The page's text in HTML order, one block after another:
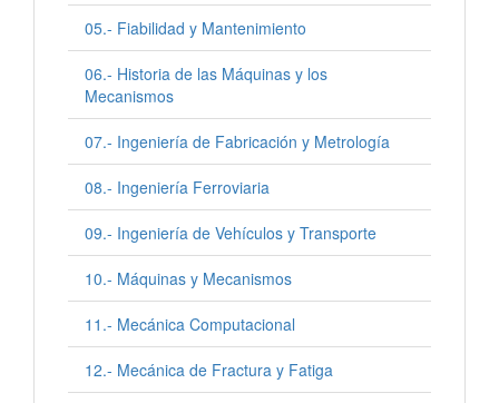
05.- Fiabilidad y Mantenimiento
06.- Historia de las Máquinas y los
Mecanismos
07.- Ingeniería de Fabricación y Metrología
08.- Ingeniería Ferroviaria
09.- Ingeniería de Vehículos y Transporte
10.- Máquinas y Mecanismos
11.- Mecánica Computacional
12.- Mecánica de Fractura y Fatiga